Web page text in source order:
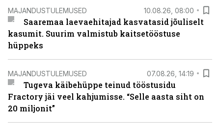
MAJANDUSTULEMUSED 10.08.26, 08:00
Saaremaa laevaehitajad kasvatasid jõuliselt
kasumit. Suurim valmistub kaitsetööstuse
hüppeks
MAJANDUSTULEMUSED 07.08.26, 14:19
Tugeva käibehüppe teinud tööstusidu
Fractory jäi veel kahjumisse. “Selle aasta siht on
20 miljonit”